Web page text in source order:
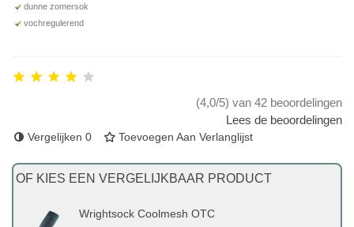
dunne zomersok
vochregulerend
(4,0/5) van 42 beoordelingen
Lees de beoordelingen
Vergelijken 0 Toevoegen Aan Verlanglijst
OF KIES EEN VERGELIJKBAAR PRODUCT
Wrightsock Coolmesh OTC